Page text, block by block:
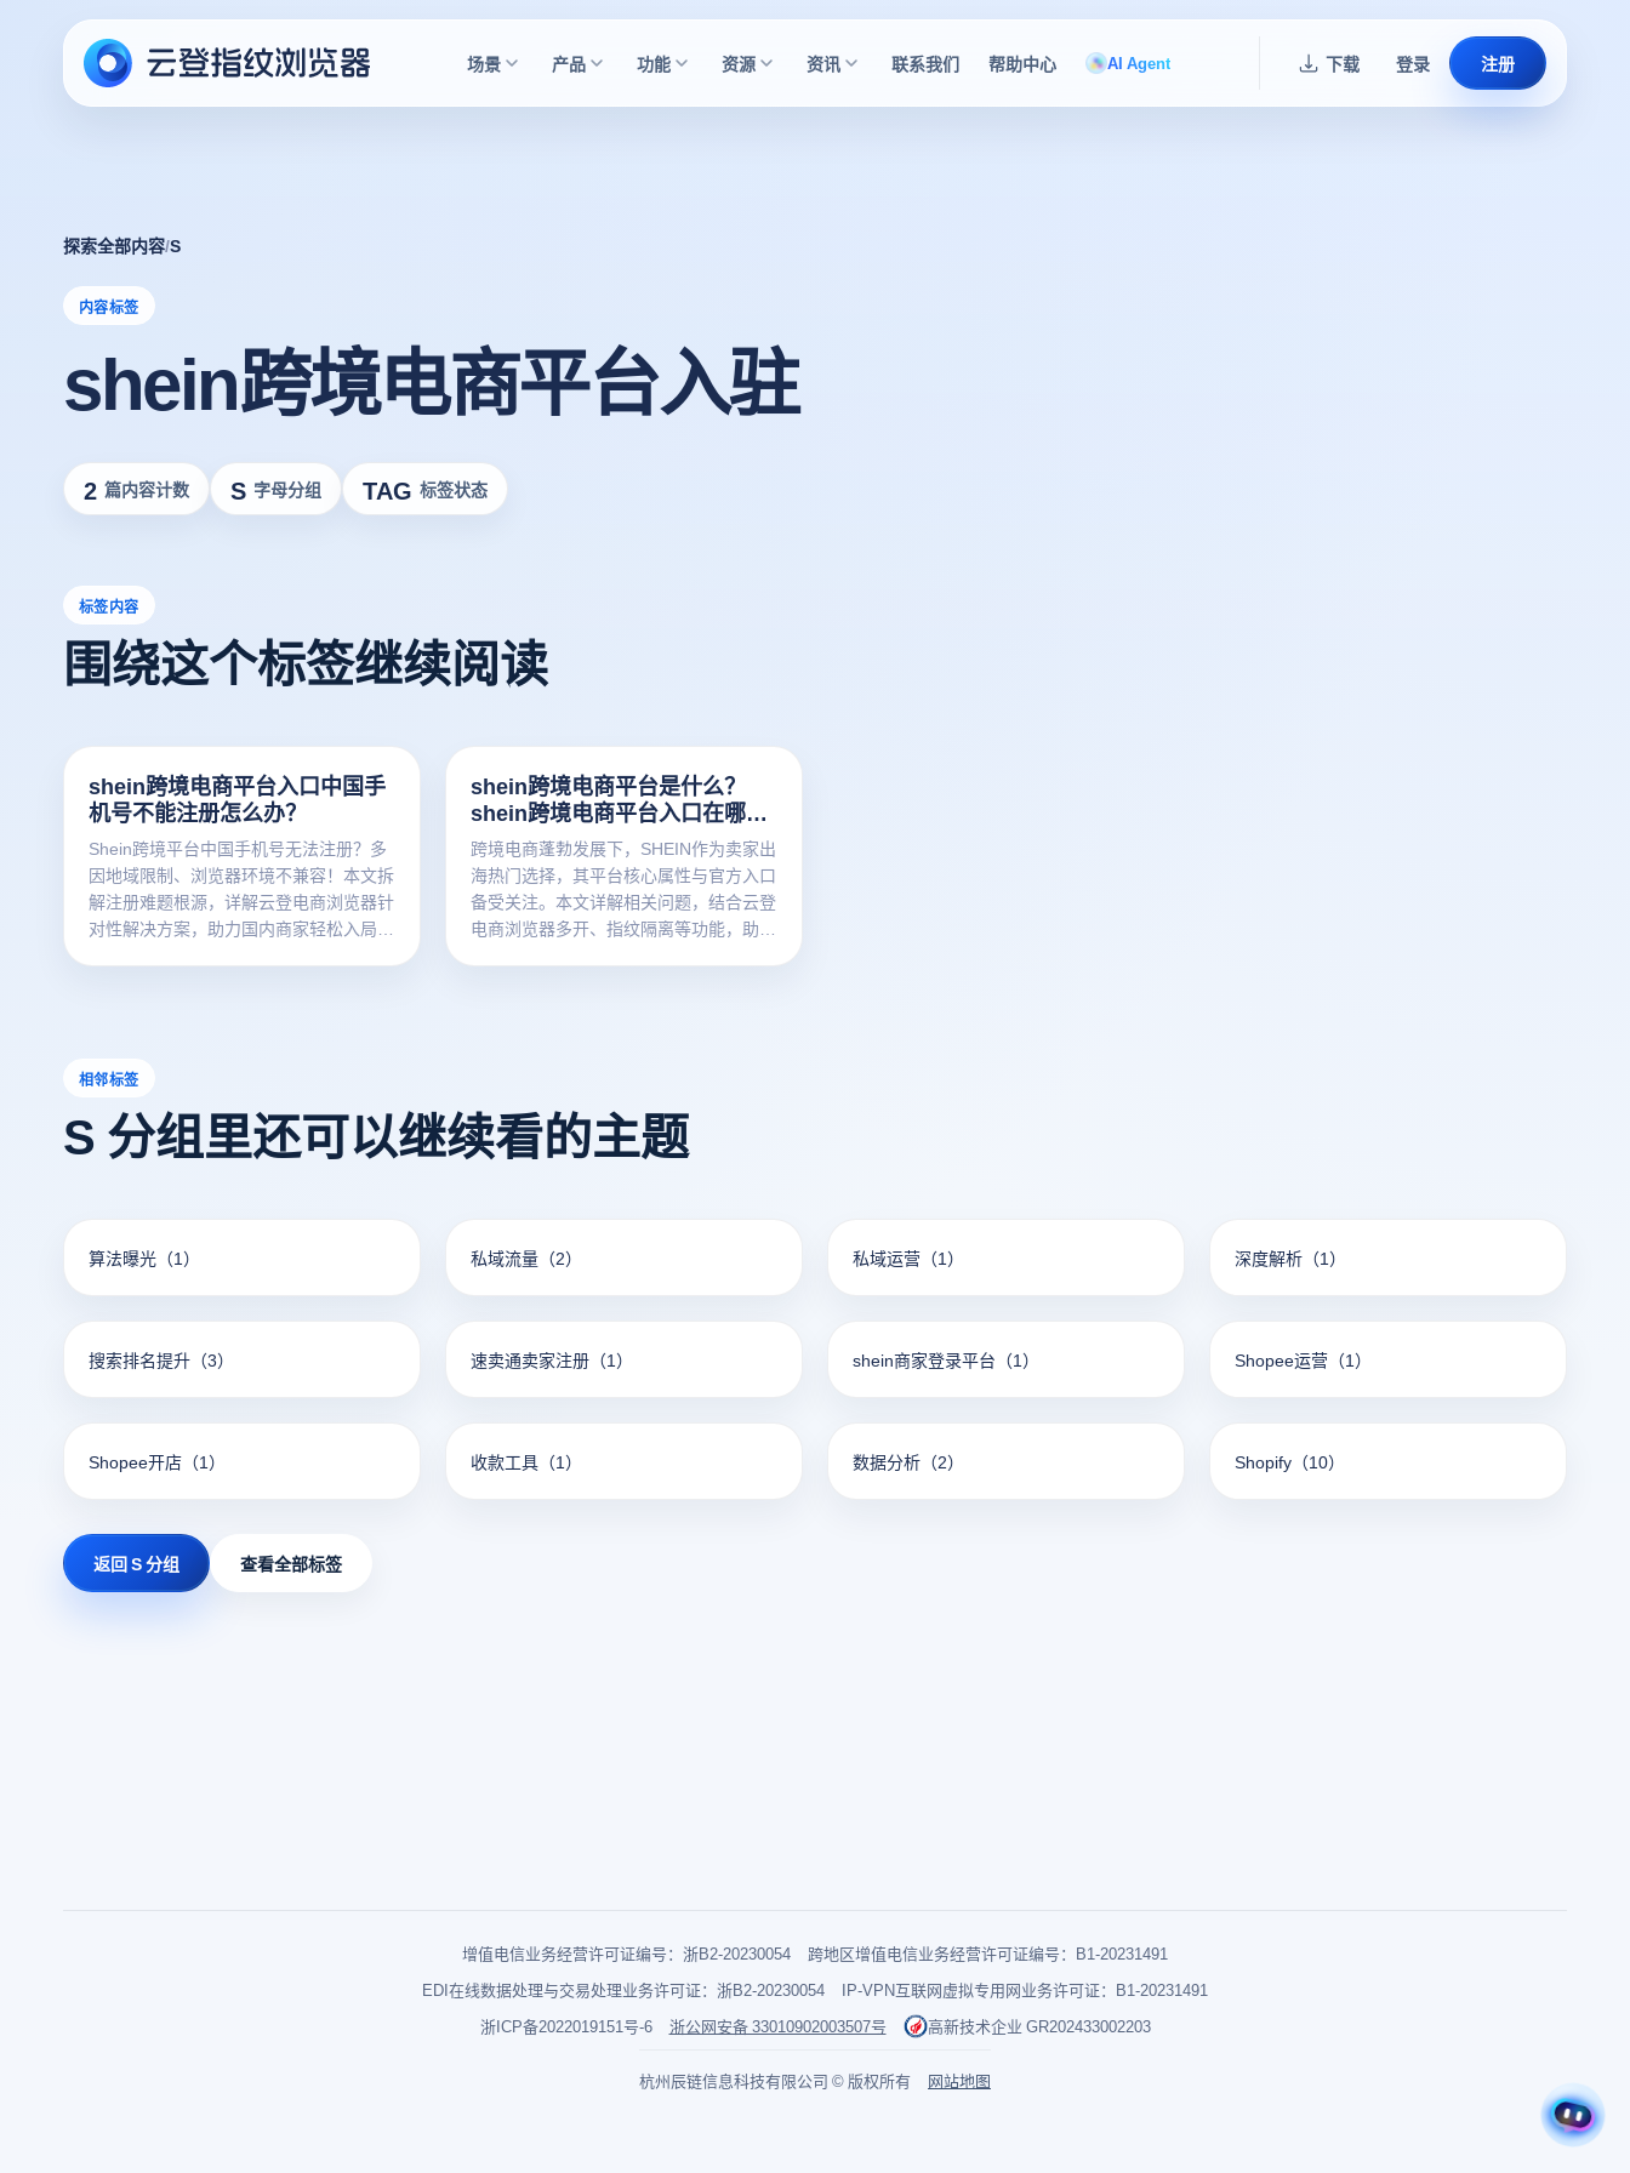
场景 产品 功能 资源 资讯 联系我们 帮助中心 AI Agent 下载 登录 注册
探索全部内容/S
内容标签
shein跨境电商平台入驻
2 篇内容计数 S 字母分组 TAG 标签状态
标签内容
围绕这个标签继续阅读
shein跨境电商平台入口中国手
机号不能注册怎么办？
Shein跨境平台中国手机号无法注册？多
因地域限制、浏览器环境不兼容！本文拆
解注册难题根源，详解云登电商浏览器针
对性解决方案，助力国内商家轻松入局
shein跨境电商平台是什么？
shein跨境电商平台入口在哪
里？
跨境电商蓬勃发展下，SHEIN作为卖家出
海热门选择，其平台核心属性与官方入口
备受关注。本文详解相关问题，结合云登
电商浏览器多开、指纹隔离等功能，助力
相邻标签
S 分组里还可以继续看的主题
算法曝光 （1） 私域流量 （2） 私域运营 （1） 深度解析 （1）
搜索排名提升 （3） 速卖通卖家注册 （1） shein商家登录平台 （1） Shopee运营 （1）
Shopee开店 （1） 收款工具 （1） 数据分析 （2） Shopify （10）
返回 S 分组 查看全部标签
增值电信业务经营许可证编号：浙B2-20230054
跨地区增值电信业务经营许可证编号：B1-20231491
EDI在线数据处理与交易处理业务许可证：浙B2-20230054
IP-VPN互联网虚拟专用网业务许可证：B1-20231491
浙ICP备2022019151号-6
浙公网安备 33010902003507号 高新技术企业 GR202433002203
杭州辰链信息科技有限公司 © 版权所有 网站地图